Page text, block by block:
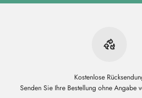
Kostenlose
Senden Sie Ihre Bestellung ohne Angabe